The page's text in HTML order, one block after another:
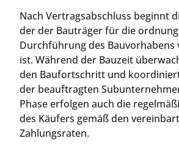
Nach Vertragsabschluss beginnt
der der Bauträger für die
Durchführung des
ist. Während der Bauzeit
den Baufortschritt und
der beauftragten
Phase erfolgen auch die
des Käufers gemäß den
Zahlungsraten.